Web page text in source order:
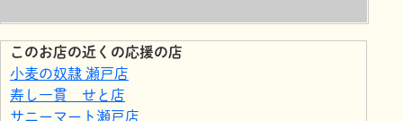
このお店の近くの応援の店
小麦の奴隷 瀬戸店
寿し一貫 せと店
サニーマート瀬戸店